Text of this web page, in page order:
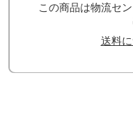
この商品は物流セ
送料